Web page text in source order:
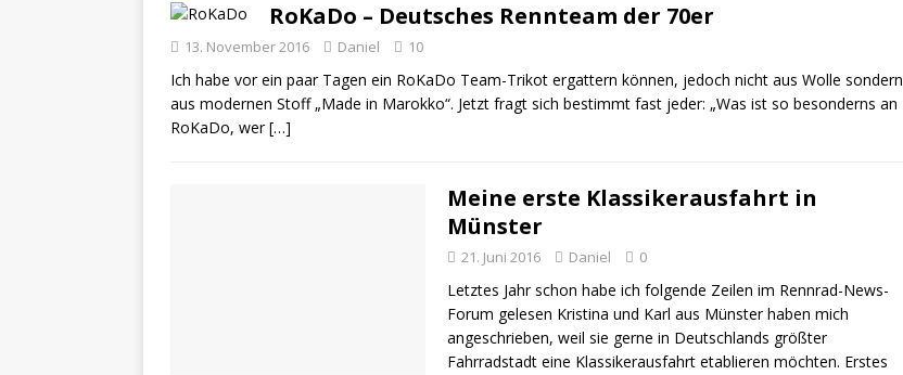
RoKaDo – Deutsches Rennteam der 70er
13. November 2016 Daniel 10
Ich habe vor ein paar Tagen ein RoKaDo Team-Trikot ergattern können, jedoch nicht aus Wolle sondern
aus modernen Stoff „Made in Marokko“. Jetzt fragt sich bestimmt fast jeder: „Was ist so besonderns an
RoKaDo, wer[…]
Meine erste Klassikerausfahrt in
Münster
21. Juni 2016 Daniel 0
Letztes Jahr schon habe ich folgende Zeilen im Rennrad-News-
Forum gelesen Kristina und Karl aus Münster haben mich
angeschrieben, weil sie gerne in Deutschlands größter
Fahrradstadt eine Klassikerausfahrt etablieren möchten. Erstes